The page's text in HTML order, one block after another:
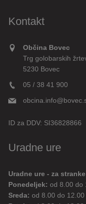
Kontakt
Občina Bovec
Trg golobarskih
5230 Bovec
05 / 38 41 900
ID za DDV: SI36828866
Uradne ure
Uradne ure - za stranke
Ponedeljek: od 8.00 do
Sreda: od 8.00 do